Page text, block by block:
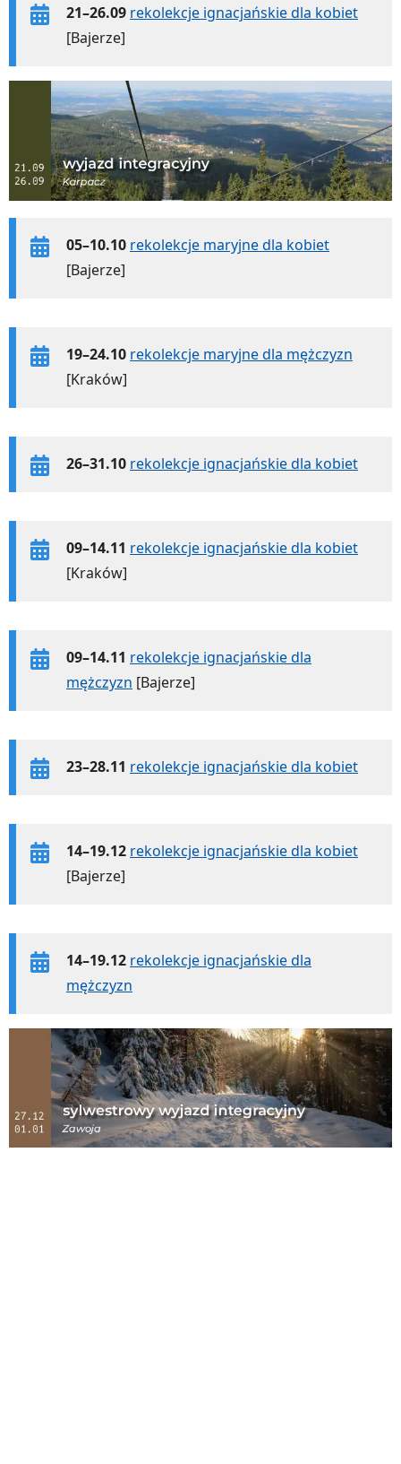
21–26.09 rekolekcje ignacjańskie dla kobiet
[Bajerze]
05–10.10 rekolekcje maryjne dla kobiet
[Bajerze]
19–24.10 rekolekcje maryjne dla mężczyzn
[Kraków]
26–31.10 rekolekcje ignacjańskie dla kobiet
09–14.11 rekolekcje ignacjańskie dla kobiet
[Kraków]
09–14.11 rekolekcje ignacjańskie dla
mężczyzn [Bajerze]
23–28.11 rekolekcje ignacjańskie dla kobiet
14–19.12 rekolekcje ignacjańskie dla kobiet
[Bajerze]
14–19.12 rekolekcje ignacjańskie dla
mężczyzn